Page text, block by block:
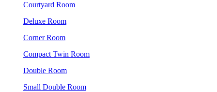
Courtyard Room
Deluxe Room
Corner Room
Compact Twin Room
Double Room
Small Double Room